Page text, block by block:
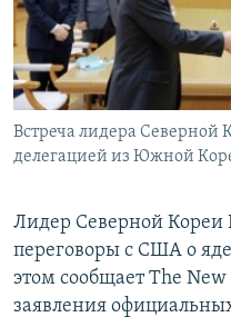
Встреча лидера
делегацией из Южной
Лидер Северной Кореи
переговоры с США о
этом сообщает The
заявления